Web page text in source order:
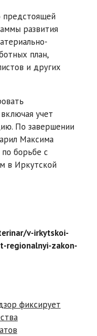
предстоящей
развития
план,
и других
учет
По завершении
Максима
борьбе с
в Иркутской
v-irkytskoi-
regionalnyi-zakon-
фиксирует